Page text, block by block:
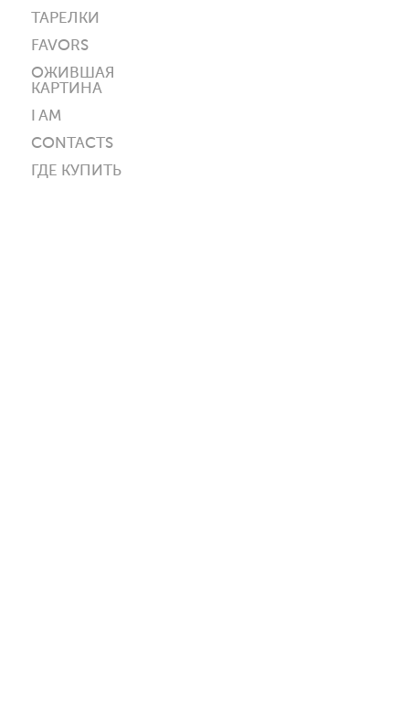
ТАРЕЛКИ
FAVORS
ОЖИВШАЯ
КАРТИНА
I AM
CONTACTS
ГДЕ КУПИТЬ